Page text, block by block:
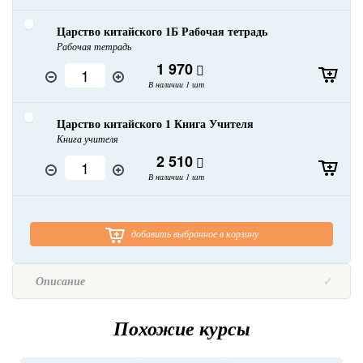
Царство китайского 1Б Рабочая тетрадь
Рабочая тетрадь
1 970
В наличии 1 шт
Царство китайского 1 Книга Учителя
Книга учителя
2 510
В наличии 1 шт
добавить выбранное в корзину
Описание
Похожие курсы